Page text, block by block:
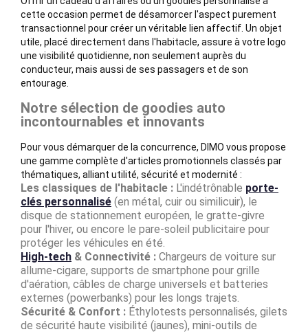
cette occasion permet de désamorcer l'aspect purement
transactionnel pour créer un véritable lien affectif. Un objet
utile, placé directement dans l'habitacle, assure à votre logo
une visibilité quotidienne, non seulement auprès du
conducteur, mais aussi de ses passagers et de son
entourage.
Notre sélection de goodies auto
incontournables et innovants
Pour vous démarquer de la concurrence, DIMO vous propose
une gamme complète d'articles promotionnels classés par
thématiques, alliant utilité, sécurité et modernité :
Les classiques de l'habitacle : L'indétrônable porte-
clés personnalisé (en métal, cuir ou similicuir), le
disque de stationnement européen, le gratte-givre
pour l'hiver, ou encore le pare-soleil publicitaire pour
protéger les véhicules en été.
High-tech & Connectivité : Chargeurs de voiture sur
allume-cigare, supports de smartphone pour grille
d'aération, câbles de charge universels et batteries
externes (powerbanks) pour les longs trajets.
Sécurité & Confort : Éthylotests personnalisés, gilets
de sécurité haute visibilité (jaunes), mini-outils de